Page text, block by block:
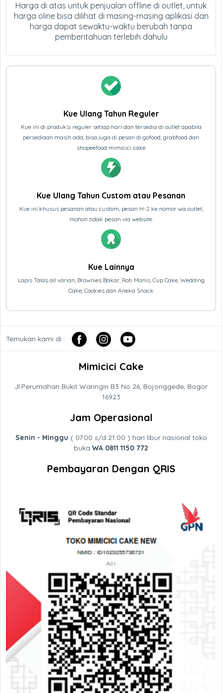
Harga di atas untuk penjualan offline di outlet, untuk
harga oline bisa dilihat di masing-masing aplikasi dan
harga dapat sewaktu-waktu berubah tanpa
pemberitahuan terlebih dahulu
Kue Ulang Tahun Reguler
Kue ini di produksi reguler setiap hari dan tersedia di outlet apabila
persediaan masih ada, bisa juga di pesan di gofood, grabfood dan
shopeefood mimicici cake
Kue Ulang Tahun Custom atau Pesanan
Kue ini khusus pesanan atau custom, pesan H-2 ke nomor wa outlet,
mohon tidak pesan via website.
Kue Lainnya
Lapis Talas all varian, Brownies Bakar, Roti Manis, Cup Cake, Wedding
Cake, Cookies dan Aneka Snack
Temukan kami di :
Mimicici Cake
Jl.Perumahan Bukit Waringin B3 No 26, Bojonggede, Bogor
16923
Jam Operasional
Senin - Minggu ( 07.00 s/d 21.00 ) hari libur nasional toko
buka WA 0811 1150 772
Pembayaran Dengan QRIS